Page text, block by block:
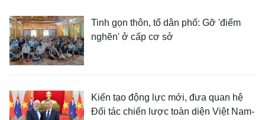
Tinh gọn thôn, tổ dân phố: Gỡ 'điểm
nghẽn' ở cấp cơ sở
Kiến tạo động lực mới, đưa quan hệ
Đối tác chiến lược toàn diện Việt Nam-